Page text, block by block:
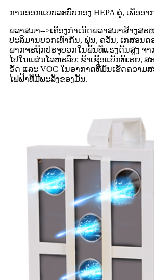
ການອອກແບບລະບົບກອງ HEPA ຄູ່, ເພື່ອອ
ພລາສມາ-->ເຄື່ອງກຳເນີດພລາສມາສ້າງສ
ປະລິມານບວກເທົ່າກັນ, ຝຸ່ນ, ຄວັນ, ເກສອນດ
ພາກຈະຖືກປະຈຸບວກໃນພື້ນທີ່ແຮງດັນສູງ ຈາ
ໄປໃນແຜ່ນໂລຫະລົບ; ຂ້າເຊື້ອແບັກທີເຣຍ, ສ
ຣັດ ແລະ VOC ໃນອາກາດທີ່ມັນເຮັດຄວາ
ໄຟຟ້າທີ່ມີພະລັງຂອງມັນ.